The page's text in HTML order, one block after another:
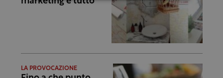
LA PROVOCAZIONE